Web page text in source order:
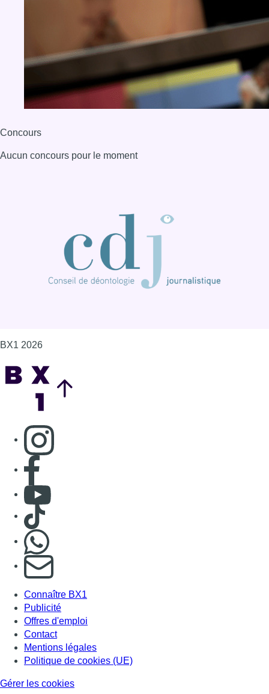
Concours
Aucun concours pour le moment
BX1 2026
Consulter page Instagram
Consulter page Facebook
Consulter Youtube
Consulter TikTok
S'abonner à notre newsletter
Connaître BX1
Publicité
Offres d'emploi
Contact
Mentions légales
Politique de cookies (UE)
Gérer les cookies